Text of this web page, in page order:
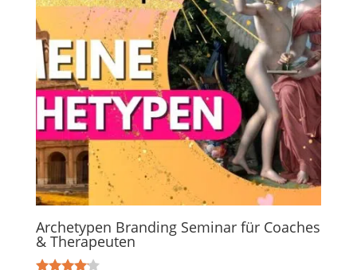
Archetypen Branding Seminar für Coaches
& Therapeuten